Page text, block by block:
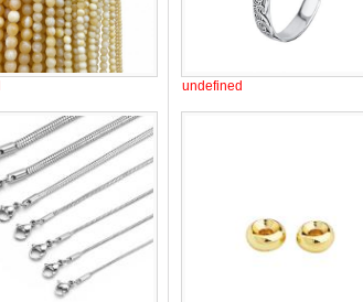
undefined